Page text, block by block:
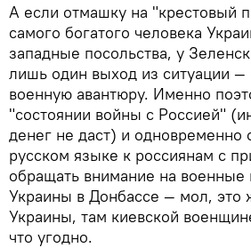
А если отмашку на "крестовый
самого богатого человека
западные посольства, у
лишь один выход из ситуации —
военную авантюру. Именно
"состоянии войны с Россией"
денег не даст) и одновременно
русском языке к россиянам с
обращать внимание на военные
Украины в Донбассе — мол, это
Украины, там киевской
что угодно.